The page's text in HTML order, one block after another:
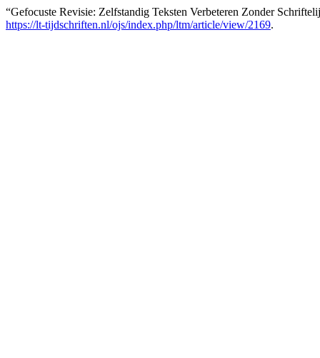
“Gefocuste Revisie: Zelfstandig Teksten Verbeteren Zonder
https://lt-tijdschriften.nl/ojs/index.php/ltm/article/view/2169.